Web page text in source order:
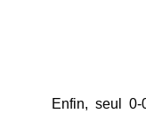
Enfin, seul